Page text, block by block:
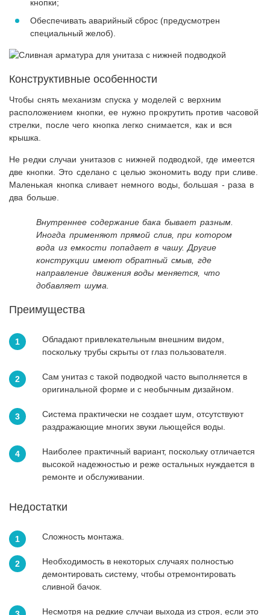
кнопки;
Обеспечивать аварийный сброс (предусмотрен
специальный желоб).
Конструктивные особенности
Чтобы снять механизм спуска у моделей с верхним
расположением кнопки, ее нужно прокрутить против часовой
стрелки, после чего кнопка легко снимается, как и вся
крышка.
Не редки случаи унитазов с нижней подводкой, где имеется
две кнопки. Это сделано с целью экономить воду при сливе.
Маленькая кнопка сливает немного воды, большая - раза в
два больше.
Внутреннее содержание бака бывает разным.
Иногда применяют прямой слив, при котором
вода из емкости попадает в чашу. Другие
конструкции имеют обратный смыв, где
направление движения воды меняется, что
добавляет шума.
Преимущества
Обладают привлекательным внешним видом,
поскольку трубы скрыты от глаз пользователя.
Сам унитаз с такой подводкой часто выполняется в
оригинальной форме и с необычным дизайном.
Система практически не создает шум, отсутствуют
раздражающие многих звуки льющейся воды.
Наиболее практичный вариант, поскольку отличается
высокой надежностью и реже остальных нуждается в
ремонте и обслуживании.
Недостатки
Сложность монтажа.
Необходимость в некоторых случаях полностью
демонтировать систему, чтобы отремонтировать
сливной бачок.
Несмотря на редкие случаи выхода из строя, если это